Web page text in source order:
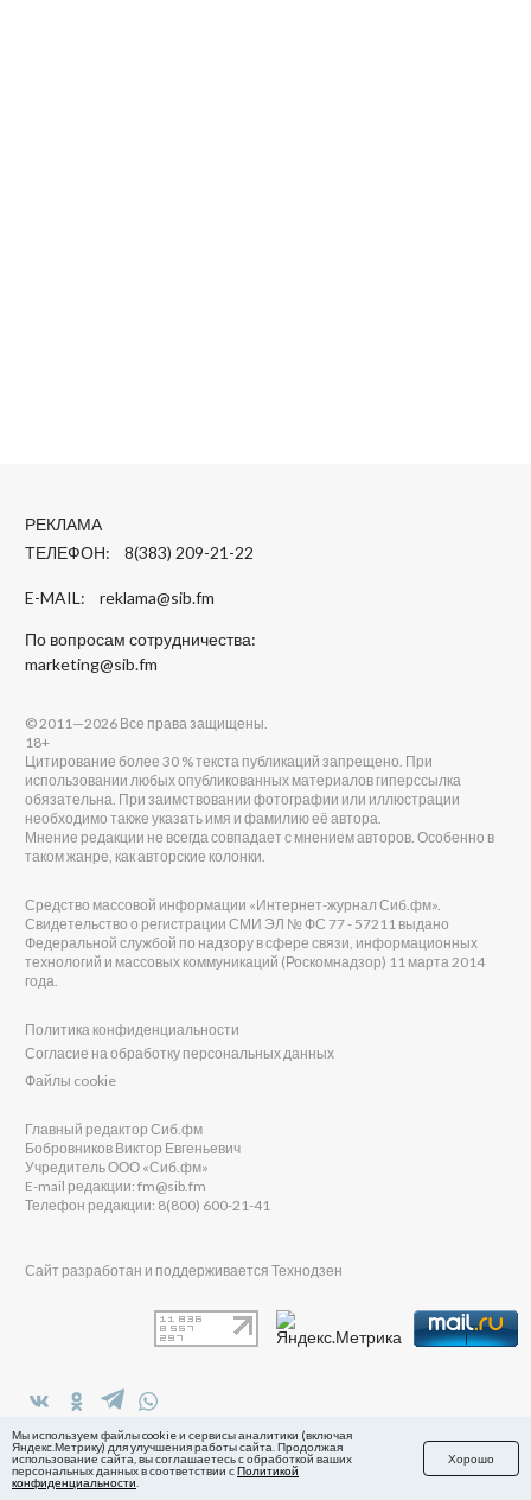
РЕКЛАМА
ТЕЛЕФОН: 8(383) 209-21-22
E-MAIL: reklama@sib.fm
По вопросам сотрудничества:
marketing@sib.fm
в Яндекс.Дзен
© 2011—2026 Все права защищены.
18+
Цитирование более 30 % текста публикаций запрещено. При
использовании любых опубликованных материалов гиперссылка
обязательна. При заимствовании фотографии или иллюстрации
необходимо также указать имя и фамилию её автора.
Мнение редакции не всегда совпадает с мнением авторов. Особенно в
таком жанре, как авторские колонки.
Средство массовой информации «Интернет-журнал Сиб.фм».
Свидетельство о регистрации СМИ ЭЛ № ФС 77 - 57211 выдано
Федеральной службой по надзору в сфере связи, информационных
технологий и массовых коммуникаций (Роскомнадзор) 11 марта 2014
года.
Политика конфиденциальности
Согласие на обработку персональных данных
Файлы cookie
Главный редактор Сиб.фм
Бобровников Виктор Евгеньевич
Учредитель ООО «Сиб.фм»
E-mail редакции: fm@sib.fm
Телефон редакции: 8(800) 600-21-41
Сайт разработан и поддерживается Технодзен
Мы используем файлы cookie и сервисы аналитики (включая
Яндекс.Метрику) для улучшения работы сайта. Продолжая
использование сайта, вы соглашаетесь с обработкой ваших
персональных данных в соответствии сПолитикой
конфиденциальности
Хорошо